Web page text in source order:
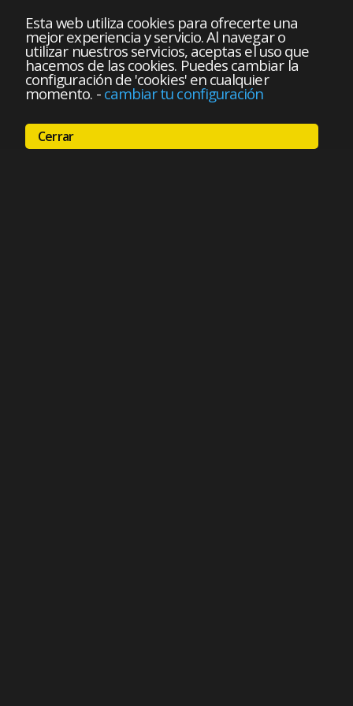
Esta web utiliza cookies para ofrecerte una
mejor experiencia y servicio. Al navegar o
utilizar nuestros servicios, aceptas el uso que
hacemos de las cookies. Puedes cambiar la
configuración de 'cookies' en cualquier
momento. - cambiar tu configuración
Cerrar